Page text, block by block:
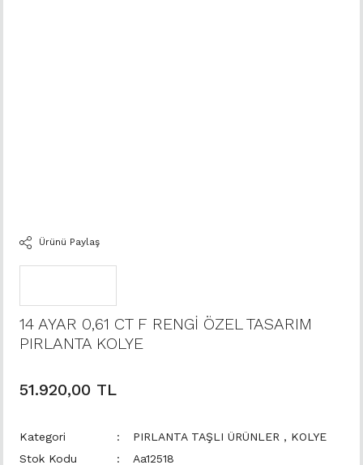
Ürünü Paylaş
14 AYAR 0,61 CT F RENGİ ÖZEL TASARIM
PIRLANTA KOLYE
51.920,00 TL
Kategori PIRLANTA TAŞLI ÜRÜNLER , KOLYE
Stok Kodu
Aa12518